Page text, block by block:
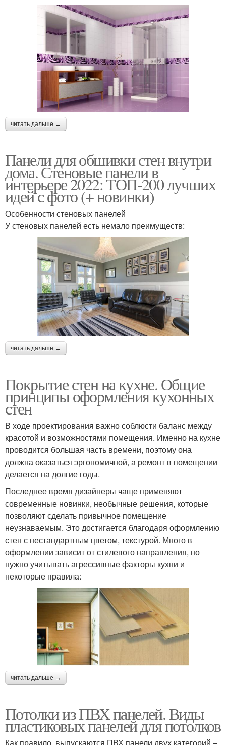
читать дальше →
Панели для обшивки стен внутри
дома. Стеновые панели в
интерьере 2022: ТОП-200 лучших
идей с фото (+ новинки)
Особенности стеновых панелей
У стеновых панелей есть немало преимуществ:
читать дальше →
Покрытие стен на кухне. Общие
принципы оформления кухонных
стен
В ходе проектирования важно соблюсти баланс между
красотой и возможностями помещения. Именно на кухне
проводится большая часть времени, поэтому она
должна оказаться эргономичной, а ремонт в помещении
делается на долгие годы.
Последнее время дизайнеры чаще применяют
современные новинки, необычные решения, которые
позволяют сделать привычное помещение
неузнаваемым. Это достигается благодаря оформлению
стен с нестандартным цветом, текстурой. Много в
оформлении зависит от стилевого направления, но
нужно учитывать агрессивные факторы кухни и
некоторые правила:
читать дальше →
Потолки из ПВХ панелей. Виды
пластиковых панелей для потолков
Как правило, выпускаются ПВХ панели двух категорий –